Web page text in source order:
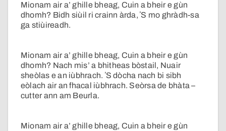
Mionam air a’ ghille bheag, Cuin a bheir e gùn
dhomh? Bidh siùil ri crainn àrda, ʼS mo ghràdh-sa
ga stiùireadh.
Mionam air a’ ghille bheag, Cuin a bheir e gùn
dhomh? Nach mis’ a bhitheas bòstail, Nuair
sheòlas e an iùbhrach. ʼS dòcha nach bi sibh
eòlach air an fhacal iùbhrach. Seòrsa de bhàta –
cutter ann am Beurla.
Mionam air a’ ghille bheag, Cuin a bheir e gùn